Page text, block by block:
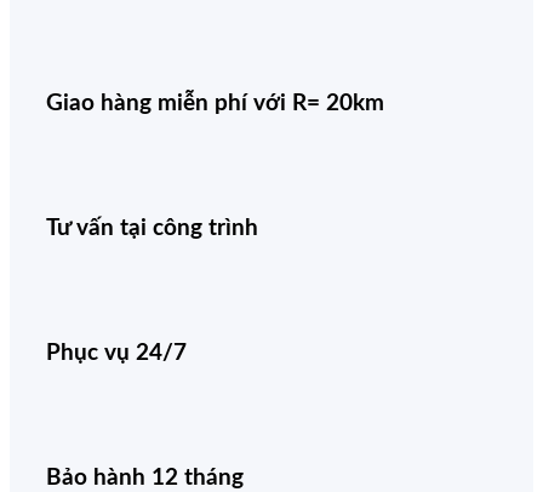
Giao hàng miễn phí với R= 20km
Tư vấn tại công trình
Phục vụ 24/7
Bảo hành 12 tháng